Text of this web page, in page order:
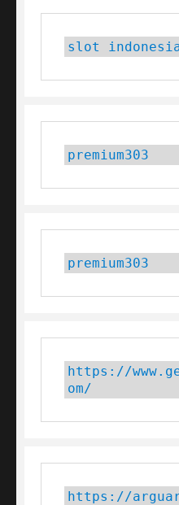
slot
premium303
premium303
https://
om/
https://